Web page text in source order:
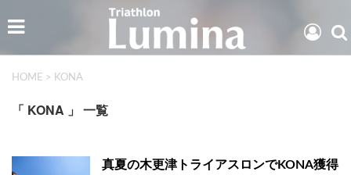
HOME > KONA
「 KONA 」 一覧
真夏の木更津トライアスロンでKONA獲得